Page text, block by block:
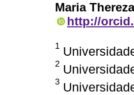
Maria
http://
1
2
3